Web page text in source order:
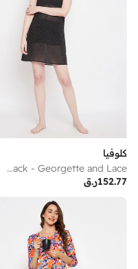
كلوفيا
Clovia Shimmer Babydoll in Black - Georgette and Lace
ر.ق152.77